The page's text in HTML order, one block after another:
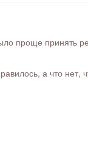
проще принять
а что